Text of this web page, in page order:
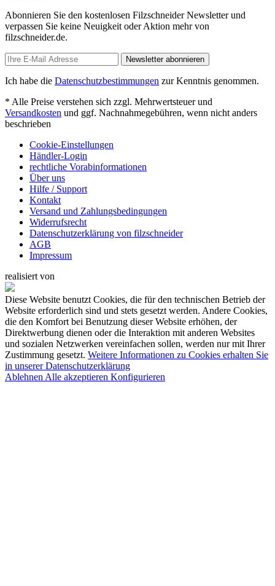
Abonnieren Sie den kostenlosen Filzschneider Newsletter und
verpassen Sie keine Neuigkeit oder Aktion mehr von
filzschneider.de.
Newsletter abonnieren
Ich habe die Datenschutzbestimmungen zur Kenntnis genommen.
* Alle Preise verstehen sich zzgl. Mehrwertsteuer und
Versandkosten und ggf. Nachnahmegebühren, wenn nicht anders
beschrieben
Cookie-Einstellungen
Händler-Login
rechtliche Vorabinformationen
Über uns
Hilfe / Support
Kontakt
Versand und Zahlungsbedingungen
Widerrufsrecht
Datenschutzerklärung von filzschneider
AGB
Impressum
realisiert von
Diese Website benutzt Cookies, die für den technischen Betrieb der
Website erforderlich sind und stets gesetzt werden. Andere Cookies,
die den Komfort bei Benutzung dieser Website erhöhen, der
Direktwerbung dienen oder die Interaktion mit anderen Websites
und sozialen Netzwerken vereinfachen sollen, werden nur mit Ihrer
Zustimmung gesetzt. Weitere Informationen zu Cookies erhalten Sie
in unserer Datenschutzerklärung
Ablehnen Alle akzeptieren Konfigurieren